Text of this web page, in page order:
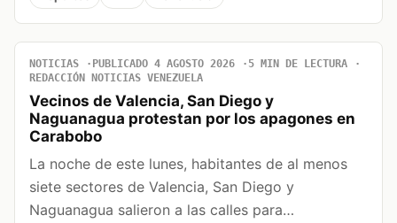
NOTICIAS PUBLICADO 4 AGOSTO 2026
5 MIN DE LECTURA
REDACCIÓN NOTICIAS VENEZUELA
Vecinos de Valencia, San Diego y
Naguanagua protestan por los apagones en
Carabobo
La noche de este lunes, habitantes de al menos
siete sectores de Valencia, San Diego y
Naguanagua salieron a las calles para…